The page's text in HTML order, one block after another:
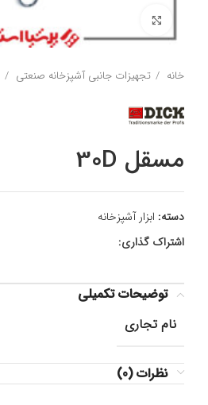
خانه تجهیزات جانبی آشپزخانه صنعتی
مسقل 30D
دسته: ابزار آشپزخانه
اشتراک گذاری:
توضیحات تکمیلی
نام تجاری
نظرات (0)